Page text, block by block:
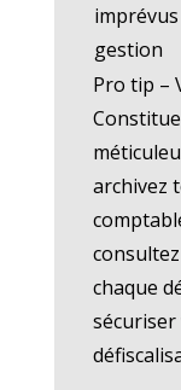
gestion
Pro tip –
archivez
chaque